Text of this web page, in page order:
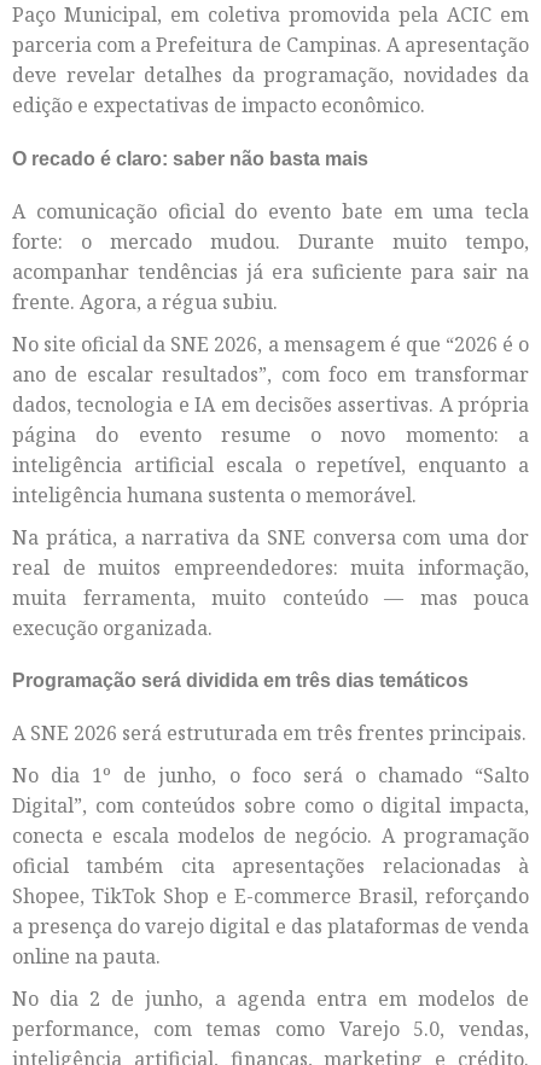
Paço Municipal, em coletiva promovida pela ACIC em
parceria com a Prefeitura de Campinas. A apresentação
deve revelar detalhes da programação, novidades da
edição e expectativas de impacto econômico.
O recado é claro: saber não basta mais
A comunicação oficial do evento bate em uma tecla
forte: o mercado mudou. Durante muito tempo,
acompanhar tendências já era suficiente para sair na
frente. Agora, a régua subiu.
No site oficial da SNE 2026, a mensagem é que “2026 é o
ano de escalar resultados”, com foco em transformar
dados, tecnologia e IA em decisões assertivas. A própria
página do evento resume o novo momento: a
inteligência artificial escala o repetível, enquanto a
inteligência humana sustenta o memorável.
Na prática, a narrativa da SNE conversa com uma dor
real de muitos empreendedores: muita informação,
muita ferramenta, muito conteúdo — mas pouca
execução organizada.
Programação será dividida em três dias temáticos
A SNE 2026 será estruturada em três frentes principais.
No dia 1º de junho, o foco será o chamado “Salto
Digital”, com conteúdos sobre como o digital impacta,
conecta e escala modelos de negócio. A programação
oficial também cita apresentações relacionadas à
Shopee, TikTok Shop e E-commerce Brasil, reforçando
a presença do varejo digital e das plataformas de venda
online na pauta.
No dia 2 de junho, a agenda entra em modelos de
performance, com temas como Varejo 5.0, vendas,
inteligência artificial, finanças, marketing e crédito.